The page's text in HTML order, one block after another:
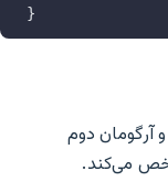
}
و آرگومان دوم
می‌کند.